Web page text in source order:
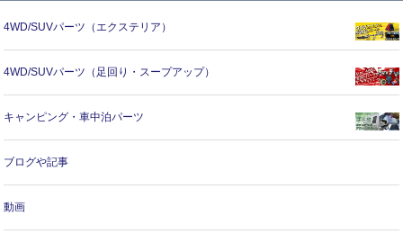
4WD/SUVパーツ（エクステリア）
4WD/SUVパーツ（足回り・スープアップ）
キャンピング・車中泊パーツ
ブログや記事
動画